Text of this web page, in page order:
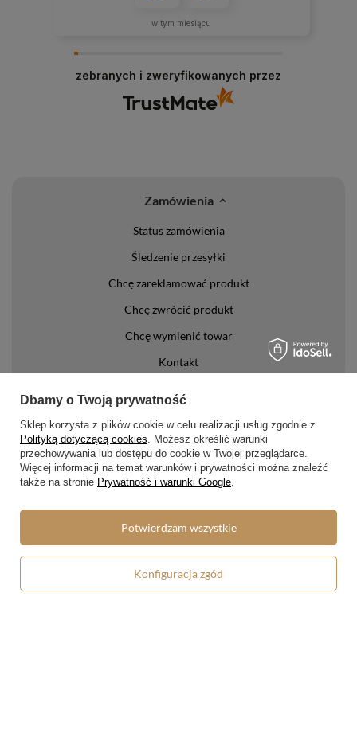
w tym miesiącu
zebranych i zweryfikowanych przez
Zamówienia
Status zamówienia
Śledzenie przesyłki
Chcę zareklamować produkt
Chcę zwrócić produkt
Chcę wymienić towar
Kontakt
Konto
Regulaminy
Regulamin
Polityka prywatności i cookies
Zasady dotyczące zwrotów
Formy dostawy
Dbamy o Twoją prywatność
Sklep korzysta z plików cookie w celu realizacji usług zgodnie z
Polityką dotyczącą cookies. Możesz określić warunki
przechowywania lub dostępu do cookie w Twojej przeglądarce.
Więcej informacji na temat warunków i prywatności można znaleźć
także na stronie Prywatność i warunki Google.
Konfiguracja zgód
Potwierdzam wszystkie